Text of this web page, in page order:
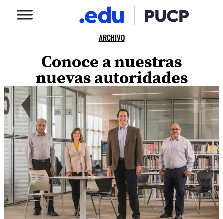
ARCHIVO
Conoce a nuestras
nuevas autoridades